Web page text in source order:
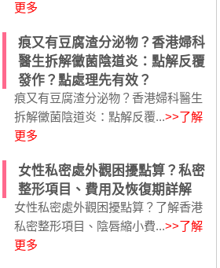
更多
痕又有豆腐渣分泌物？香港婦科
醫生拆解黴菌陰道炎：點解反覆
發作？點處理先有效？
痕又有豆腐渣分泌物？香港婦科醫生
拆解黴菌陰道炎：點解反覆...>>了解
更多
女性私密處外觀困擾點算？私密
整形項目、費用及恢復期詳解
女性私密處外觀困擾點算？了解香港
私密整形項目、陰唇縮小費...>>了解
更多